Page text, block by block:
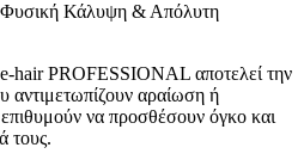
Φυσική Κάλυψη & Απόλυτη
hair PROFESSIONAL αποτελεί την
αντιμετωπίζουν αραίωση ή
να προσθέσουν όγκο και
τους.